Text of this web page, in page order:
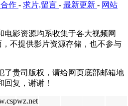
作 - 求片,留言 - 最新更新 - 网站
电影资源均系收集于各大视频网
不提供影片资源存储，也不参与
了贵司版权，请给网页底部邮箱地
复，谢谢！